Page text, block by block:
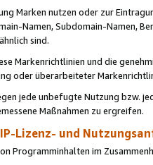
Marken nutzen oder zur
Namen, Subdomain-Namen,
sind.
Markenrichtlinien und die
oder überarbeiteter
jede unbefugte Nutzung bzw.
Maßnahmen zu ergreifen.
IP-Lizenz- und
Programminhalten im